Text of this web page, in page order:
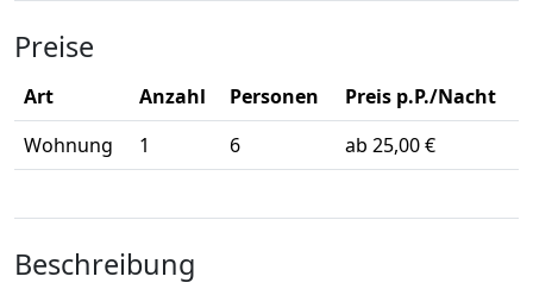
Preise
Art Anzahl Personen
Preis p.P./Nacht
Wohnung
1 6 ab 25,00 €
Beschreibung